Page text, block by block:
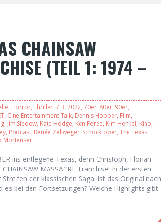
CHAINSAW
(TEIL 1: 1974 –
, Horror, Thriller 2022, 70er, 80er, 90er,
, Cine Entertainment Talk, Dennis Hopper, Film,
, Jim Siedow, Kate Hodge, Ken Foree, Kim Henkel, Kino,
, Podcast, Renée Zellweger, Schocktober, The Texas
Mortensen
ins entlegene Texas, denn Christoph, Florian
MASSACRE-Franchise! In der ersten
der klassischen Saga. Ist das Original nach
bei den Fortsetzungen? Welche Highlights gibt